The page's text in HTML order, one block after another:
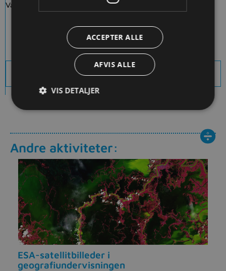
Varighed:
Download sidens indhold som PDF
Andre aktiviteter:
ESA-satellitbilleder i
geografiundervisningen
ACCEPTER ALLE
AFVIS ALLE
VIS DETALJER